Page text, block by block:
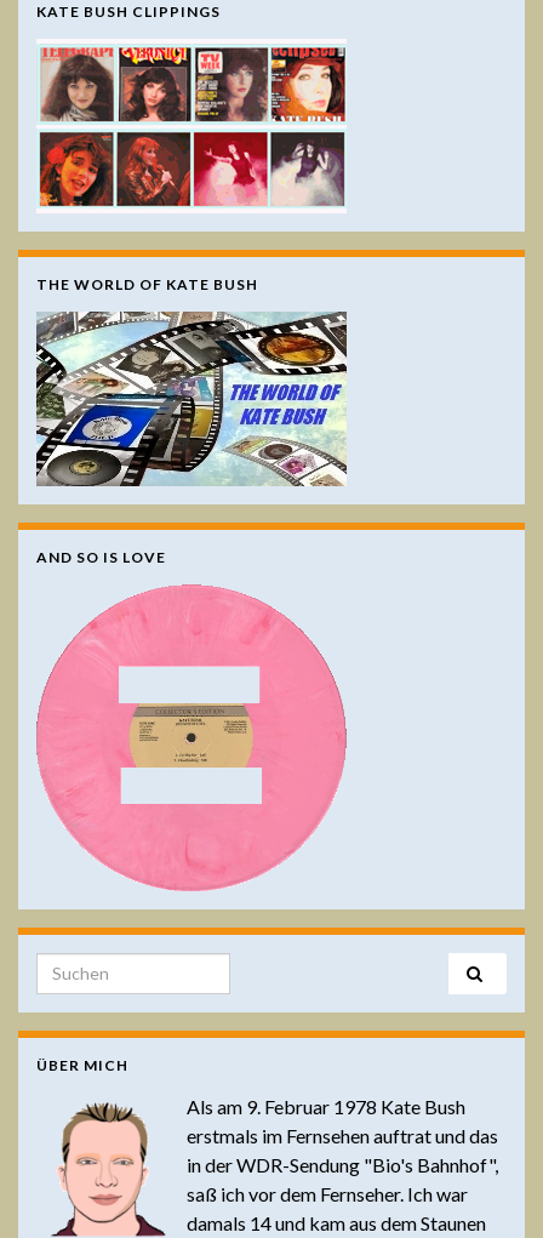
KATE BUSH CLIPPINGS
THE WORLD OF KATE BUSH
AND SO IS LOVE
Search for:
ÜBER MICH
Als am 9. Februar 1978 Kate Bush
erstmals im Fernsehen auftrat und das
in der WDR-Sendung "Bio's Bahnhof",
saß ich vor dem Fernseher. Ich war
damals 14 und kam aus dem Staunen